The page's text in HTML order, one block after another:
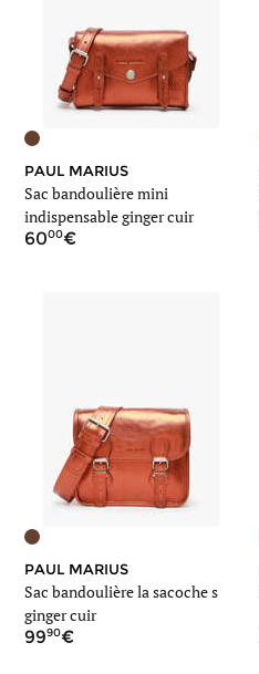
PAUL MARIUS
Sac bandoulière mini
indispensable ginger cuir
6000
PAUL MARIUS
Sac bandoulière la sacoche s
ginger cuir
9990